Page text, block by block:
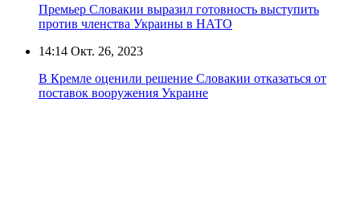
Премьер Словакии выразил готовность выступить
против членства Украины в НАТО
14:14 Окт. 26, 2023
В Кремле оценили решение Словакии отказаться от
поставок вооружения Украине